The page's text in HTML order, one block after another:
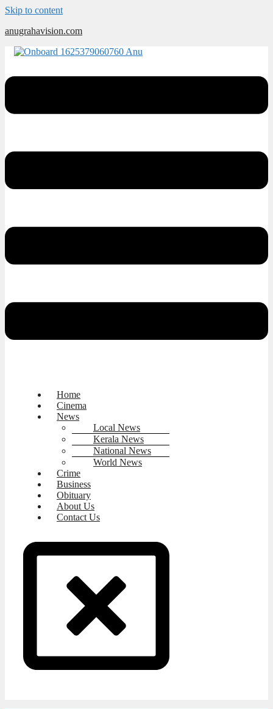
Skip to content
anugrahavision.com
Home
Cinema
News
Local News
Kerala News
National News
World News
Crime
Business
Obituary
About Us
Contact Us